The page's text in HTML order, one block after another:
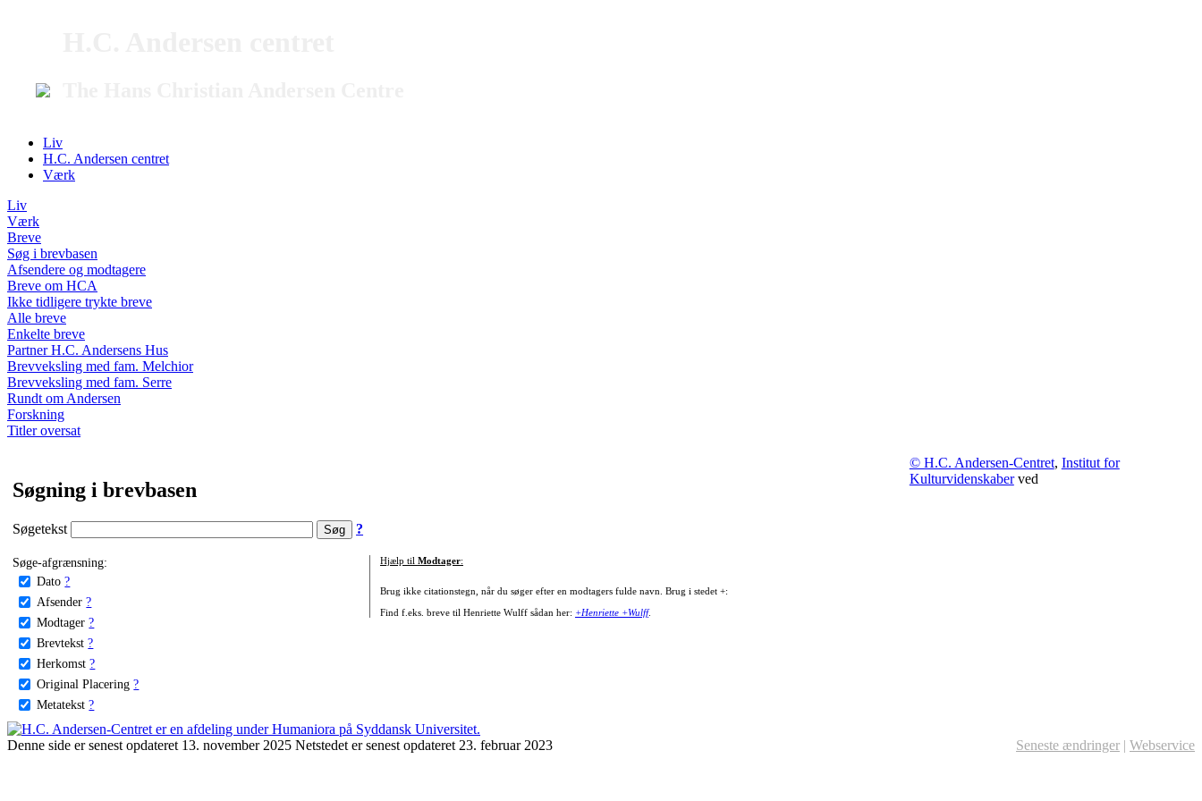
Liv
H.C. Andersen centret
Værk
Liv
Værk
Breve
Søg i brevbasen
Afsendere og modtagere
Breve om HCA
Ikke tidligere trykte breve
Alle breve
Enkelte breve
Partner H.C. Andersens Hus
Brevveksling med fam. Melchior
Brevveksling med fam. Serre
Rundt om Andersen
Forskning
Titler oversat
Søgning i brevbasen
Søgetekst ?
Søge-afgrænsning:
Dato ?
Afsender ?
Modtager ?
Brevtekst ?
Herkomst ?
Original Placering ?
Metatekst ?
Hjælp til Modtager:
Brug ikke citationstegn, når du søger efter en modtagers fulde navn. Brug i stedet +:
Find f.eks. breve til Henriette Wulff sådan her: +Henriette +Wulff.
© H.C. Andersen-Centret, Institut for
Kulturvidenskaberved
Denne side er senest opdateret 13. november 2025 Netstedet er senest opdateret 23. februar 2023 Seneste ændringer | Webservice